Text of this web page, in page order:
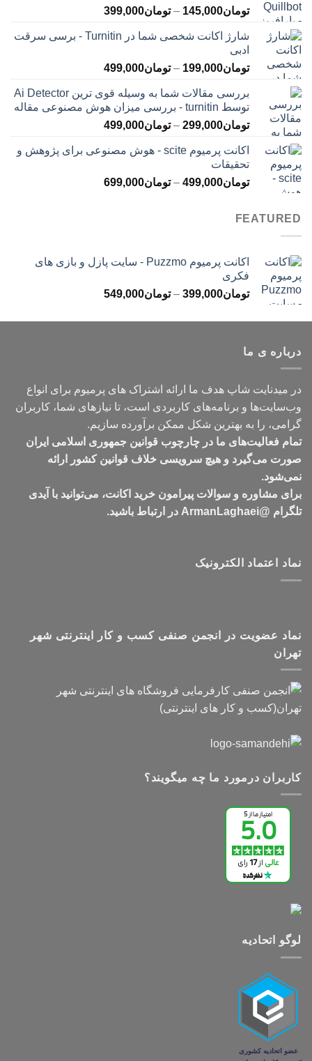
تومان145,000
– تومان399,000محدوده
تومان145,000
تومان399,000
شارژ اکانت شخصی شما در Turnitin - برسی سرقت
ادبی
تومان199,000
– تومان499,000محدوده
تومان199,000
تا
تومان499,000
بررسی مقالات شما به وسیله قوی ترین Ai Detector
توسط turnitin - بررسی میزان هوش مصنوعی مقاله
تومان299,000
– تومان499,000محدوده
تومان299,000
تومان499,000
اکانت پرمیوم scite - هوش مصنوعی برای پژوهش و
تحقیقات
تومان499,000
– تومان699,000محدوده
FEATURED
اکانت پرمیوم Puzzmo - سایت پازل و بازی های
فکری
تومان399,000
– تومان549,000محدوده
تومان399,000
درباره ی ما
در میدنایت شاپ هدف ما ارائه اشتراک های پرمیوم برای انواع
وب‌سایت‌ها و برنامه‌های کاربردی است، تا نیازهای شما، کاربران
گرامی، را به بهترین شکل ممکن برآورده سازیم.
تمام فعالیت‌های ما در چارچوب قوانین جمهوری اسلامی ایران
صورت می‌گیرد و هیچ سرویسی خلاف قوانین کشور ارائه
نمی‌شود.
برای مشاوره و سوالات پیرامون خرید اکانت، می‌توانید با آیدی
تلگرام @ArmanLaghaei در ارتباط باشید.
نماد اعتماد الکترونیک
نماد عضویت در انجمن صنفی کسب و کار اینترنتی شهر
تهران
کاربران درمورد ما چه میگویند؟
لوگو اتحادیه